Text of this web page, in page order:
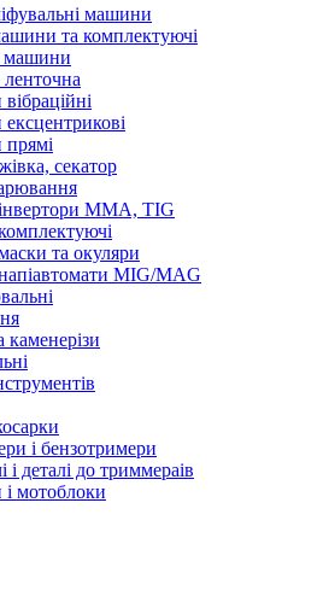
машини
та комплектуючі
машини
секатор
інвертори ММА, TIG
та окуляри
MIG/MAG
каменерізи
і бензотримери
деталі до триммераів
і мотоблоки